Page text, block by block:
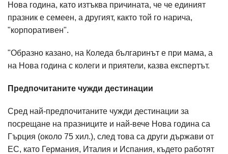
Нова година, като изтъква причината, че че единият
празник е семеен, а другият, както той го нарича,
"корпоративен".
"Образно казано, на Коледа българинът е при мама, а
на Нова година с колеги и приятели, казва експертът.
Предпочитаните чужди дестинации
Сред най-предпочитаните чужди дестинации за
посрещане на празниците и най-вече Нова година са
Гърция (около 75 хил.), след това са други държави от
ЕС, като Германия, Италия и Испания, където работят